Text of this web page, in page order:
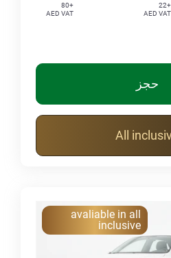
+22
AED VAT
+80
AED VAT
حجز
All
avaliable in all
inclusive